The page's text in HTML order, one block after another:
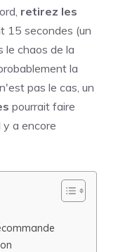
retirez les
15 secondes (un
le chaos de la
la
pas le cas, un
pourrait faire
y a encore